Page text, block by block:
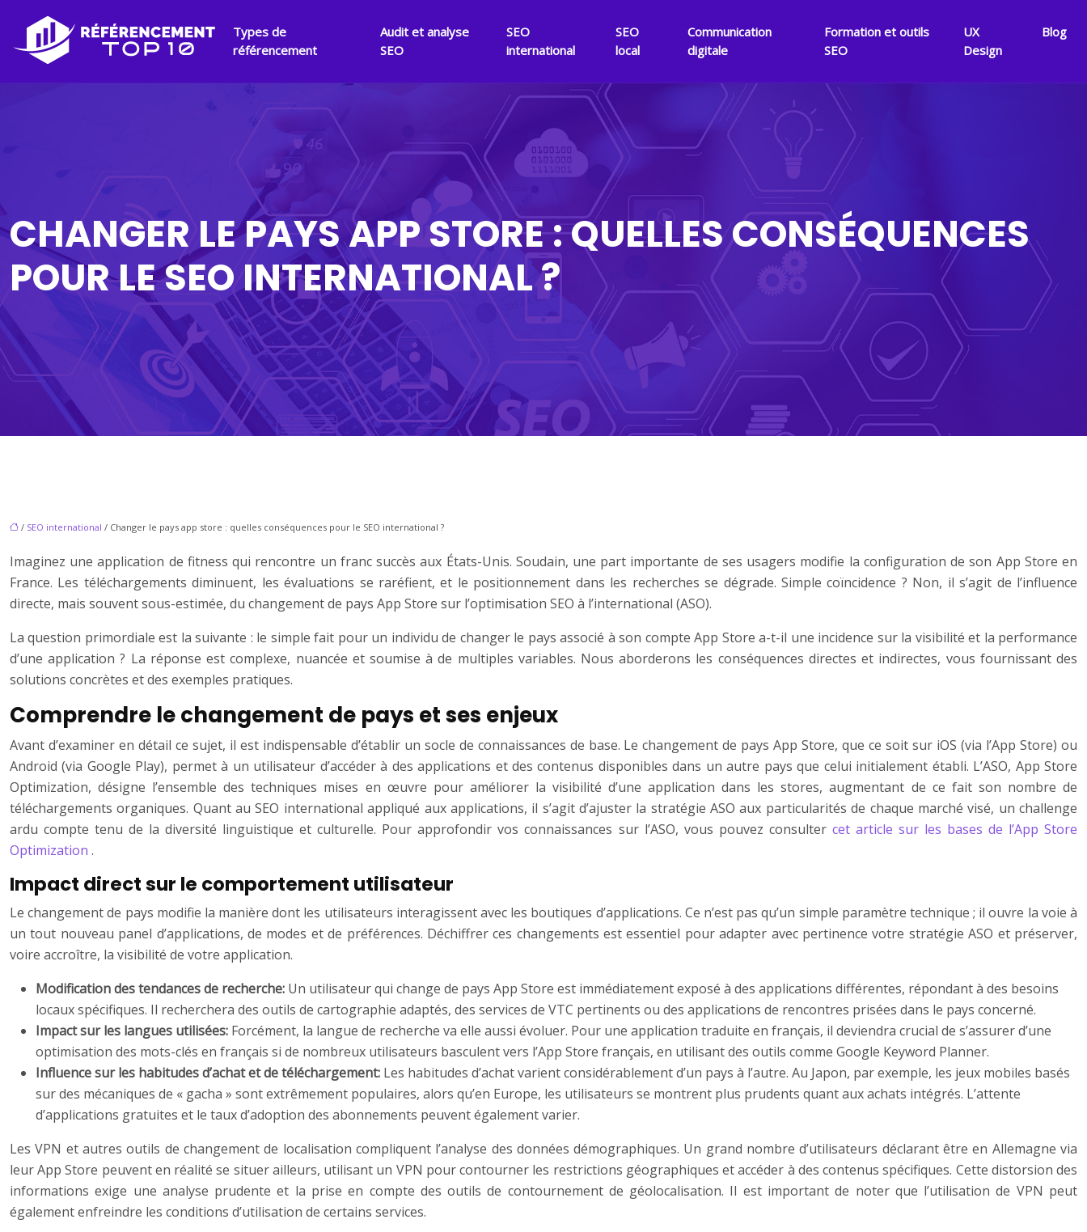
Types de
référencement
Audit et analyse
SEO
SEO
international
SEO
local
Communication
digitale
Formation et outils
SEO
UX
Design
Blog
CHANGER LE PAYS APP STORE : QUELLES CONSÉQUENCES
POUR LE SEO INTERNATIONAL ?
/ SEO international / Changer le pays app store : quelles conséquences pour le SEO international ?
Imaginez une application de fitness qui rencontre un franc succès aux États-Unis. Soudain, une part importante de ses usagers modifie la configuration de son App Store en
France. Les téléchargements diminuent, les évaluations se raréfient, et le positionnement dans les recherches se dégrade. Simple coïncidence ? Non, il s’agit de l’influence
directe, mais souvent sous-estimée, du changement de pays App Store sur l’optimisation SEO à l’international (ASO).
La question primordiale est la suivante : le simple fait pour un individu de changer le pays associé à son compte App Store a-t-il une incidence sur la visibilité et la performance
d’une application ? La réponse est complexe, nuancée et soumise à de multiples variables. Nous aborderons les conséquences directes et indirectes, vous fournissant des
solutions concrètes et des exemples pratiques.
Comprendre le changement de pays et ses enjeux
Avant d’examiner en détail ce sujet, il est indispensable d’établir un socle de connaissances de base. Le changement de pays App Store, que ce soit sur iOS (via l’App Store) ou
Android (via Google Play), permet à un utilisateur d’accéder à des applications et des contenus disponibles dans un autre pays que celui initialement établi. L’ASO, App Store
Optimization, désigne l’ensemble des techniques mises en œuvre pour améliorer la visibilité d’une application dans les stores, augmentant de ce fait son nombre de
téléchargements organiques. Quant au SEO international appliqué aux applications, il s’agit d’ajuster la stratégie ASO aux particularités de chaque marché visé, un challenge
ardu compte tenu de la diversité linguistique et culturelle. Pour approfondir vos connaissances sur l’ASO, vous pouvez consulter cet article sur les bases de l’App Store
Optimization .
Impact direct sur le comportement utilisateur
Le changement de pays modifie la manière dont les utilisateurs interagissent avec les boutiques d’applications. Ce n’est pas qu’un simple paramètre technique ; il ouvre la voie à
un tout nouveau panel d’applications, de modes et de préférences. Déchiffrer ces changements est essentiel pour adapter avec pertinence votre stratégie ASO et préserver,
voire accroître, la visibilité de votre application.
Modification des tendances de recherche: Un utilisateur qui change de pays App Store est immédiatement exposé à des applications différentes, répondant à des besoins
locaux spécifiques. Il recherchera des outils de cartographie adaptés, des services de VTC pertinents ou des applications de rencontres prisées dans le pays concerné.
Impact sur les langues utilisées: Forcément, la langue de recherche va elle aussi évoluer. Pour une application traduite en français, il deviendra crucial de s’assurer d’une
optimisation des mots-clés en français si de nombreux utilisateurs basculent vers l’App Store français, en utilisant des outils comme Google Keyword Planner.
Influence sur les habitudes d’achat et de téléchargement: Les habitudes d’achat varient considérablement d’un pays à l’autre. Au Japon, par exemple, les jeux mobiles basés
sur des mécaniques de « gacha » sont extrêmement populaires, alors qu’en Europe, les utilisateurs se montrent plus prudents quant aux achats intégrés. L’attente
d’applications gratuites et le taux d’adoption des abonnements peuvent également varier.
Les VPN et autres outils de changement de localisation compliquent l’analyse des données démographiques. Un grand nombre d’utilisateurs déclarant être en Allemagne via
leur App Store peuvent en réalité se situer ailleurs, utilisant un VPN pour contourner les restrictions géographiques et accéder à des contenus spécifiques. Cette distorsion des
informations exige une analyse prudente et la prise en compte des outils de contournement de géolocalisation. Il est important de noter que l’utilisation de VPN peut
également enfreindre les conditions d’utilisation de certains services.